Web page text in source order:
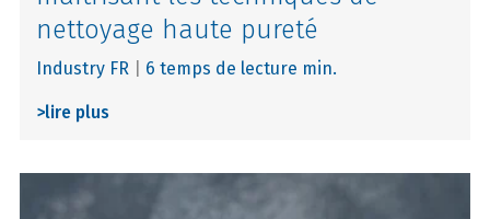
nettoyage haute pureté
Industry FR 6 temps de lecture min.
>lire plus